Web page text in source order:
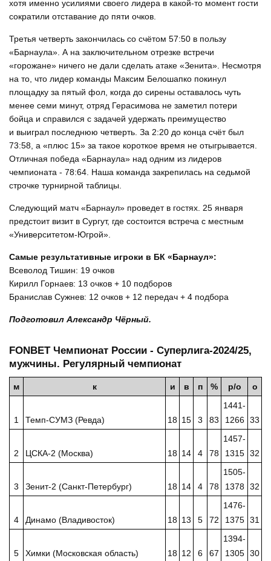
хотя именно усилиями своего лидера в какой-то момент гости
сократили отставание до пяти очков.
Третья четверть закончилась со счётом 57:50 в пользу
«Барнаула». А на заключительном отрезке встречи
«горожане» ничего не дали сделать атаке «Зенита». Несмотря
на то, что лидер команды Максим Белошапко покинул
площадку за пятый фол, когда до сирены оставалось чуть
менее семи минут, отряд Герасимова не заметил потери
бойца и справился с задачей удержать преимущество
и выиграл последнюю четверть. За 2:20 до конца счёт был
73:58, а «плюс 15» за такое короткое время не отыгрывается.
Отличная победа «Барнаула» над одним из лидеров
чемпионата - 78:64. Наша команда закрепилась на седьмой
строчке турнирной таблицы.
Следующий матч «Барнаул» проведет в гостях. 25 января
предстоит визит в Сургут, где состоится встреча с местным
«Университетом-Югрой».
Самые результативные игроки в БК «Барнаул»:
Всеволод Тишин: 19 очков
Кирилл Горнаев: 13 очков + 10 подборов
Бранислав Сужнев: 12 очков + 12 передач + 4 подбора
Подготовил Александр Чёрный.
FONBET Чемпионат России - Суперлига-2024/25,
мужчины. Регулярный чемпионат
м к и в п % р/о о
1 Темп-СУМЗ (Ревда) 18 15 3 83
1441-
1266 33
2 ЦСКА-2 (Москва) 18 14 4 78
1457-
1315 32
3 Зенит-2 (Санкт-Петербург) 18 14 4 78
1505-
1378 32
4 Динамо (Владивосток) 18 13 5 72
1476-
1375 31
5 Химки (Московская область) 18 12 6 67
1394-
1305 30